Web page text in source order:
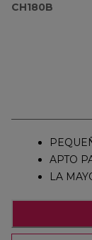
CH180B
APTO
LA